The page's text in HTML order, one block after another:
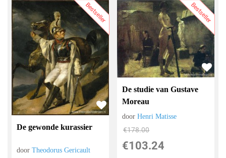
Bestseller
De gewonde kurassier
doorTheodorus Gericault
Bestseller
De studie van Gustave
Moreau
doorHenri Matisse
€178.00
€103.24